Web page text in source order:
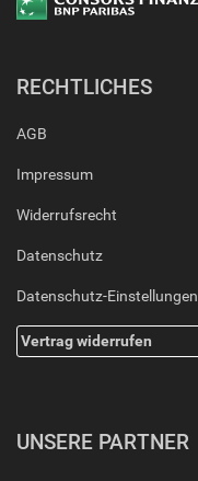
RECHTLICHES
AGB
Impressum
Widerrufsrecht
Datenschutz
Datenschutz-Einstellungen
Vertrag widerrufen
UNSERE PARTNER